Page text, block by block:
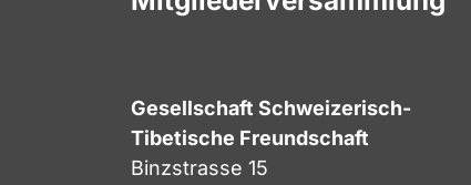
Gesellschaft Schweizerisch-
Tibetische Freundschaft
Binzstrasse 15